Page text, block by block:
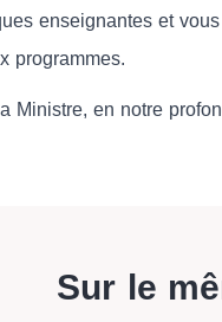
enseignantes et
programmes.
Ministre, en notre
Sur le